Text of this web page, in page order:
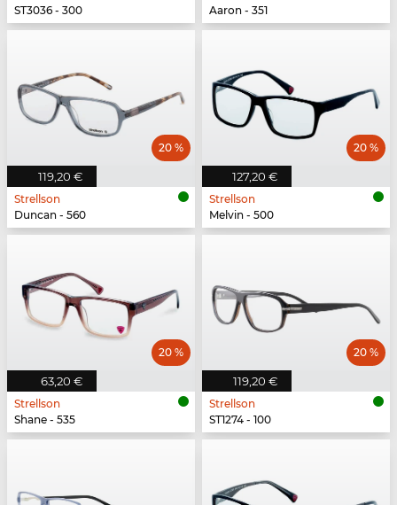
ST3036 - 300
Aaron - 351
119,20 €
20 %
Strellson
Duncan - 560
127,20 €
20 %
Strellson
Melvin - 500
63,20 €
20 %
Strellson
Shane - 535
119,20 €
20 %
Strellson
ST1274 - 100